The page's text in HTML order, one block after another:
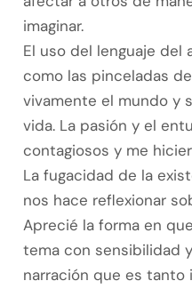
imaginar.
El uso del lenguaje del
como las pinceladas
vivamente el mundo y
vida. La pasión y el
contagiosos y me
La fugacidad de la
nos hace reflexionar
Aprecié la forma en
tema con sensibilidad
narración que es tanto